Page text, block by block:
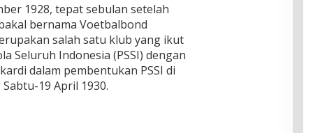
1928, tepat sebulan setelah
bernama Voetbalbond
salah satu klub yang ikut
Seluruh Indonesia (PSSI) dengan
dalam pembentukan PSSI di
19 April 1930.